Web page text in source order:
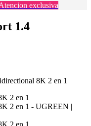
exclusiva
1.4
8K 2 en 1